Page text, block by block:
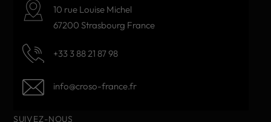
10 rue Louise Michel
67200 Strasbourg France
+33 3 88 21 87 98
info@croso-france.fr
SUIVEZ-NOUS